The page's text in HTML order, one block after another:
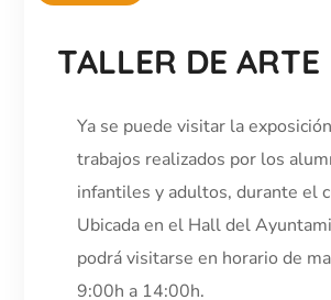
TALLER DE ARTE
Ya se puede visitar la
trabajos realizados por los
infantiles y adultos, durante el
Ubicada en el Hall del
podrá visitarse en horario de
9:00h a 14:00h.